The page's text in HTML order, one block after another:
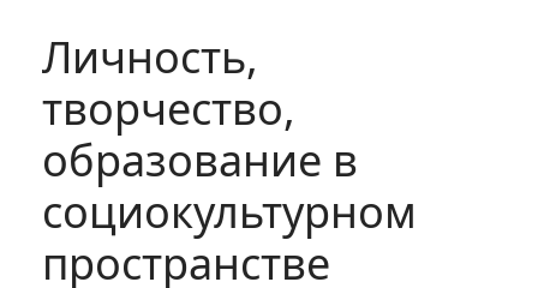
Личность,
творчество,
образование в
социокультурном
пространстве